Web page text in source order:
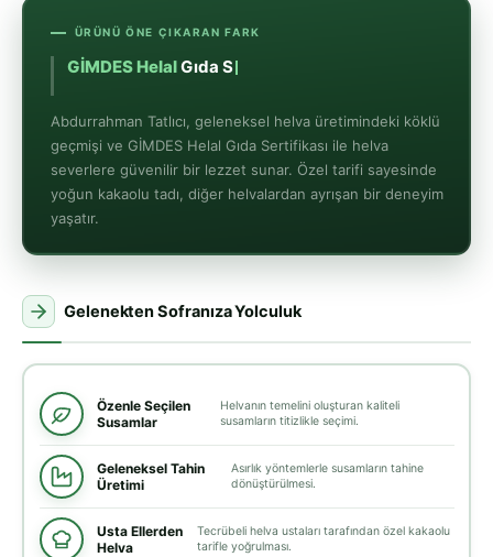
ÜRÜNÜ ÖNE ÇIKARAN FARK
Yoğ
Abdurrahman Tatlıcı, geleneksel helva üretimindeki köklü
geçmişi ve GİMDES Helal Gıda Sertifikası ile helva
severlere güvenilir bir lezzet sunar. Özel tarifi sayesinde
yoğun kakaolu tadı, diğer helvalardan ayrışan bir deneyim
yaşatır.
Gelenekten Sofranıza Yolculuk
Özenle Seçilen
Susamlar
Helvanın temelini oluşturan kaliteli
susamların titizlikle seçimi.
Geleneksel Tahin
Üretimi
Asırlık yöntemlerle susamların tahine
dönüştürülmesi.
Usta Ellerden
Helva
Tecrübeli helva ustaları tarafından özel kakaolu
tarifle yoğrulması.